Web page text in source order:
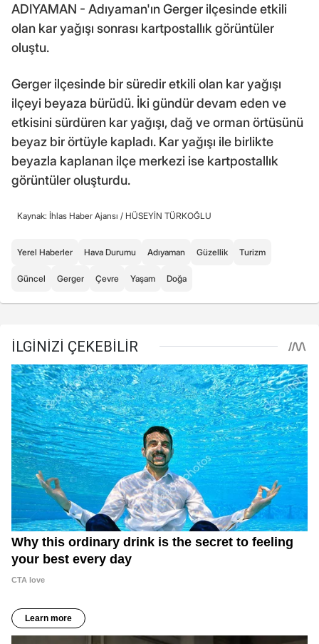
ADIYAMAN - Adıyaman'ın Gerger ilçesinde etkili
olan kar yağışı sonrası kartpostallık görüntüler
oluştu.
Gerger ilçesinde bir süredir etkili olan kar yağışı
ilçeyi beyaza bürüdü. İki gündür devam eden ve
etkisini sürdüren kar yağışı, dağ ve orman örtüsünü
beyaz bir örtüyle kapladı. Kar yağışı ile birlikte
beyazla kaplanan ilçe merkezi ise kartpostallık
görüntüler oluşturdu.
Kaynak: İhlas Haber Ajansı / HÜSEYİN TÜRKOĞLU
Yerel Haberler Hava Durumu Adıyaman Güzellik Turizm
Güncel Gerger Çevre Yaşam Doğa